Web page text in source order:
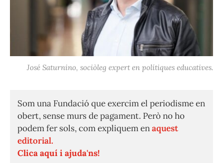
José Saturnino, sociòleg expert en polítiques educatives.
Som una Fundació que exercim el periodisme en
obert, sense murs de pagament. Però no ho
podem fer sols, com expliquem enaquest
editorial.
Clica aquí i ajuda'ns!